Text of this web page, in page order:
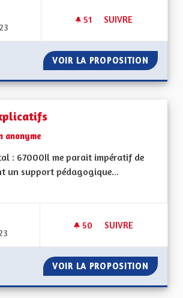
51 51 ABONNÉS
SUIVRE
VOIR LA PROPOSITION TOUS
anonyme
: 67000Il me parait impératif de
un support pédagogique...
de la catégorie : Autres
50 50 ABONNÉS
SUIVRE
VOIR LA PROPOSITION